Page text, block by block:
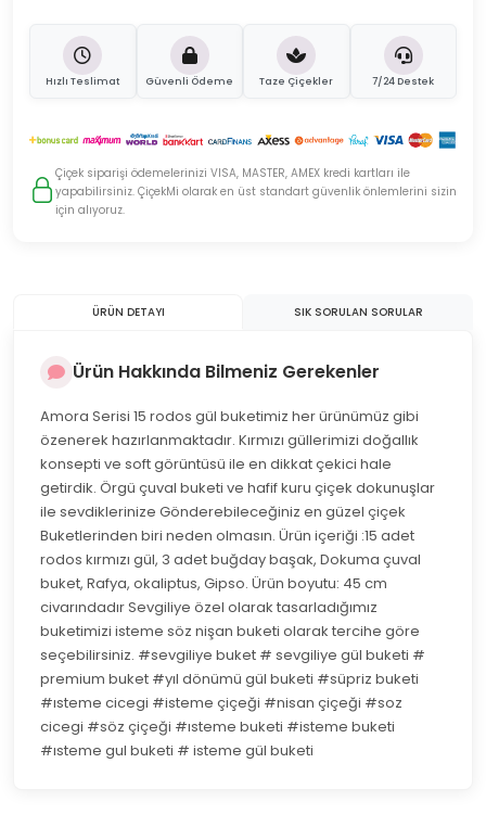
Hızlı Teslimat Güvenli Ödeme Taze Çiçekler 7/24 Destek
Çiçek siparişi ödemelerinizi VISA, MASTER, AMEX kredi kartları ile
yapabilirsiniz. ÇiçekMi olarak en üst standart güvenlik önlemlerini sizin
için alıyoruz.
ÜRÜN DETAYI SIK SORULAN SORULAR
Ürün Hakkında Bilmeniz Gerekenler
Amora Serisi 15 rodos gül buketimiz her ürünümüz gibi
özenerek hazırlanmaktadır. Kırmızı güllerimizi doğallık
konsepti ve soft görüntüsü ile en dikkat çekici hale
getirdik. Örgü çuval buketi ve hafif kuru çiçek dokunuşlar
ile sevdiklerinize Gönderebileceğiniz en güzel çiçek
Buketlerinden biri neden olmasın. Ürün içeriği :15 adet
rodos kırmızı gül, 3 adet buğday başak, Dokuma çuval
buket, Rafya, okaliptus, Gipso. Ürün boyutu: 45 cm
civarındadır Sevgiliye özel olarak tasarladığımız
buketimizi isteme söz nişan buketi olarak tercihe göre
seçebilirsiniz. #sevgiliye buket # sevgiliye gül buketi #
premium buket #yıl dönümü gül buketi #süpriz buketi
#ısteme cicegi #isteme çiçeği #nisan çiçeği #soz
cicegi #söz çiçeği #ısteme buketi #isteme buketi
#ısteme gul buketi # isteme gül buketi